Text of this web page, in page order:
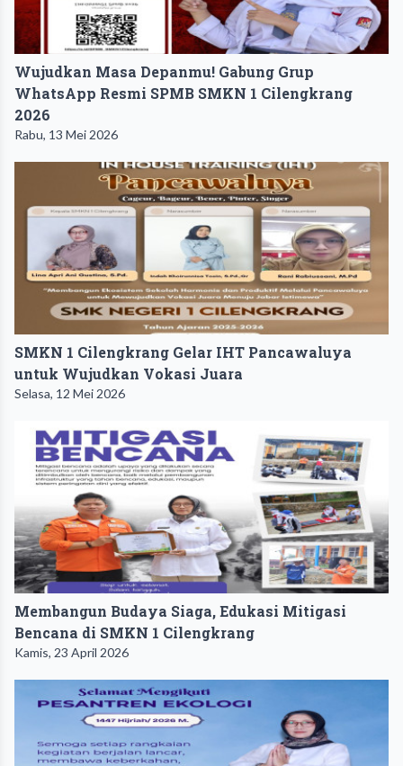
Wujudkan Masa Depanmu! Gabung Grup
WhatsApp Resmi SPMB SMKN 1 Cilengkrang
2026
Rabu, 13 Mei 2026
SMKN 1 Cilengkrang Gelar IHT Pancawaluya
untuk Wujudkan Vokasi Juara
Selasa, 12 Mei 2026
Membangun Budaya Siaga, Edukasi Mitigasi
Bencana di SMKN 1 Cilengkrang
Kamis, 23 April 2026